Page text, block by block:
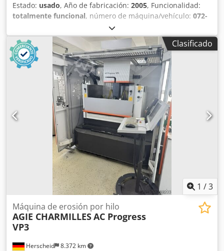
Estado: usado, Año de fabricación: 2005, Funcionalidad:
totalmente funcional, número de máquina/vehículo: 072-
300 kg
mm, recorrido del eje Y:200 mm, recorrido del eje Z:300
mm, altura total: 1.940 mm , longitud total:1.340 mm,
ancho total:900 mm, tipo de corriente de entrada:
trifásico
, peso total:910 kg, longitud de la mesa:
altura de la mesa:300 mm, tensión de entrada:
capacidad del depósito:
20 l, frecuencia de entrada:
corriente de entrada:30 A, Equipamiento:documentación
/ manual
, Incluye accesorios: juego de pinzas de 1 mm
hasta 4 mm. Dedpfx Aozr D Dnsmxjwa
Clasificado
1 /3
Herscheid 8.372 km
Máquina de erosión por hilo
AGIE CHARMILLESAC Progress
VP3